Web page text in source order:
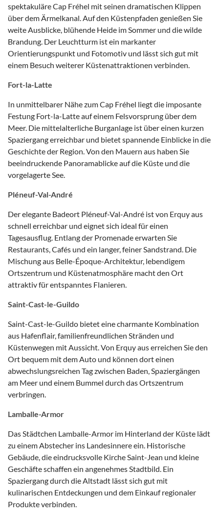
spektakuläre Cap Fréhel mit seinen dramatischen Klippen
über dem Ärmelkanal. Auf den Küstenpfaden genießen Sie
weite Ausblicke, blühende Heide im Sommer und die wilde
Brandung. Der Leuchtturm ist ein markanter
Orientierungspunkt und Fotomotiv und lässt sich gut mit
einem Besuch weiterer Küstenattraktionen verbinden.
Fort-la-Latte
In unmittelbarer Nähe zum Cap Fréhel liegt die imposante
Festung Fort-la-Latte auf einem Felsvorsprung über dem
Meer. Die mittelalterliche Burganlage ist über einen kurzen
Spaziergang erreichbar und bietet spannende Einblicke in die
Geschichte der Region. Von den Mauern aus haben Sie
beeindruckende Panoramablicke auf die Küste und die
vorgelagerte See.
Pléneuf-Val-André
Der elegante Badeort Pléneuf-Val-André ist von Erquy aus
schnell erreichbar und eignet sich ideal für einen
Tagesausflug. Entlang der Promenade erwarten Sie
Restaurants, Cafés und ein langer, feiner Sandstrand. Die
Mischung aus Belle-Époque-Architektur, lebendigem
Ortszentrum und Küstenatmosphäre macht den Ort
attraktiv für entspanntes Flanieren.
Saint-Cast-le-Guildo
Saint-Cast-le-Guildo bietet eine charmante Kombination
aus Hafenflair, familienfreundlichen Stränden und
Küstenwegen mit Aussicht. Von Erquy aus erreichen Sie den
Ort bequem mit dem Auto und können dort einen
abwechslungsreichen Tag zwischen Baden, Spaziergängen
am Meer und einem Bummel durch das Ortszentrum
verbringen.
Lamballe-Armor
Das Städtchen Lamballe-Armor im Hinterland der Küste lädt
zu einem Abstecher ins Landesinnere ein. Historische
Gebäude, die eindrucksvolle Kirche Saint-Jean und kleine
Geschäfte schaffen ein angenehmes Stadtbild. Ein
Spaziergang durch die Altstadt lässt sich gut mit
kulinarischen Entdeckungen und dem Einkauf regionaler
Produkte verbinden.